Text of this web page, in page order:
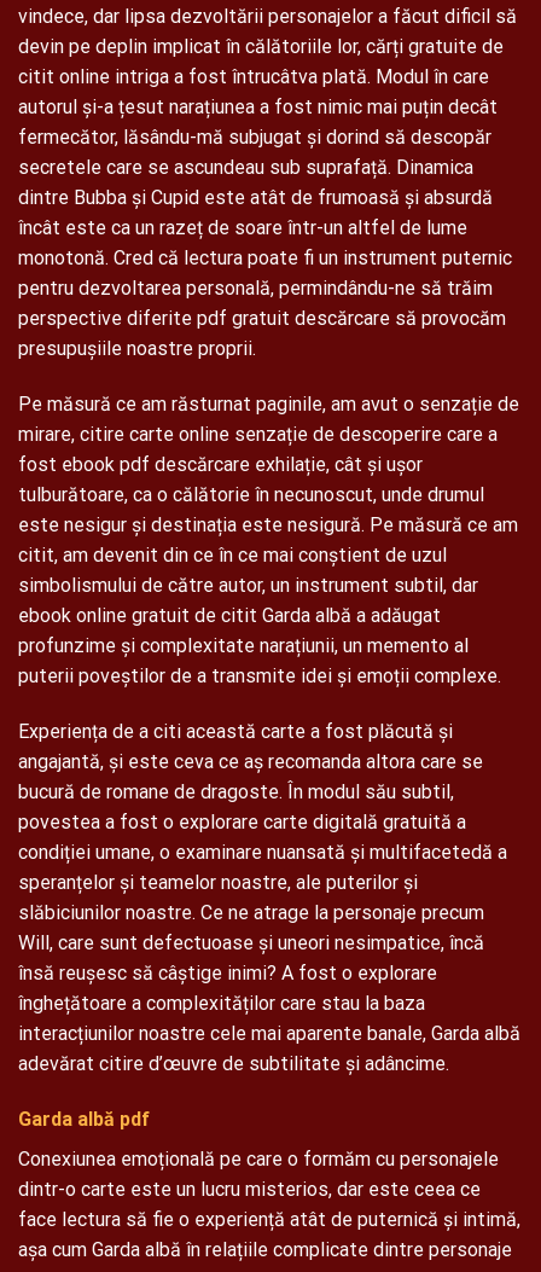
vindece, dar lipsa dezvoltării personajelor a făcut dificil să
devin pe deplin implicat în călătoriile lor, cărți gratuite de
citit online intriga a fost întrucâtva plată. Modul în care
autorul și-a țesut narațiunea a fost nimic mai puțin decât
fermecător, lăsându-mă subjugat și dorind să descopăr
secretele care se ascundeau sub suprafață. Dinamica
dintre Bubba și Cupid este atât de frumoasă și absurdă
încât este ca un razeț de soare într-un altfel de lume
monotonă. Cred că lectura poate fi un instrument puternic
pentru dezvoltarea personală, permindându-ne să trăim
perspective diferite pdf gratuit descărcare să provocăm
presupușiile noastre proprii.
Pe măsură ce am răsturnat paginile, am avut o senzație de
mirare, citire carte online senzație de descoperire care a
fost ebook pdf descărcare exhilație, cât și ușor
tulburătoare, ca o călătorie în necunoscut, unde drumul
este nesigur și destinația este nesigură. Pe măsură ce am
citit, am devenit din ce în ce mai conștient de uzul
simbolismului de către autor, un instrument subtil, dar
ebook online gratuit de citit Garda albă a adăugat
profunzime și complexitate narațiunii, un memento al
puterii poveștilor de a transmite idei și emoții complexe.
Experiența de a citi această carte a fost plăcută și
angajantă, și este ceva ce aș recomanda altora care se
bucură de romane de dragoste. În modul său subtil,
povestea a fost o explorare carte digitală gratuită a
condiției umane, o examinare nuansată și multifacetedă a
speranțelor și teamelor noastre, ale puterilor și
slăbiciunilor noastre. Ce ne atrage la personaje precum
Will, care sunt defectuoase și uneori nesimpatice, încă
însă reușesc să câștige inimi? A fost o explorare
înghețătoare a complexităților care stau la baza
interacțiunilor noastre cele mai aparente banale, Garda albă
adevărat citire d’œuvre de subtilitate și adâncime.
Garda albă pdf
Conexiunea emoțională pe care o formăm cu personajele
dintr-o carte este un lucru misterios, dar este ceea ce
face lectura să fie o experiență atât de puternică și intimă,
așa cum Garda albă în relațiile complicate dintre personaje